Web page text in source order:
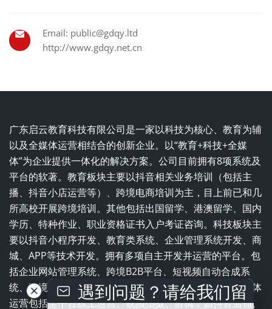
Email: public@gdqy.ltd
http://www.gdqy.net.cn
广东启云教育科技有限公司是一家以科技为核心、教育为辅
以及全媒体运营相结合的创新企业。以“教育+科技+全媒
体”为企业提供一体化的解决方案。公司目前拥有8项系统及
平台的软著。教育板块主要以抖音相关业务培训（包括主
播、抖音小店运营等）、跨境电商培训为主，目上前已和几
所高校开展跨境培训。其他包括出国留学、港澳留学、国内
学历、特种作业、职业资格证书入户考证咨询。科技板块主
要以抖音小程序开发、教育类系统、企业管理系统开发、商
城、APP等技术开发。拥有多项自主开发并运营的平台。包
括企业网站管理系统、跨境B2B平台、短视频自动合成系
统、跨境电商平台、职业培训学校一体化管理系统。全媒体
运营包括全平台线上运营、视频拍摄、剪辑，如抖音店铺、
遇到问题？请给我们留